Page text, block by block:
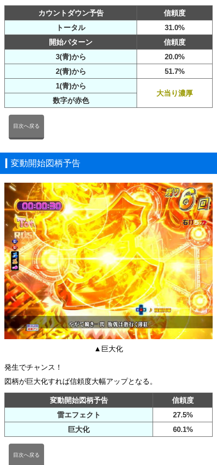
カウントダウン予告
信頼度
トータル
31.0%
開始パターン
信頼度
3(青)から
20.0%
2(青)から
51.7%
1(青)から
大当り濃厚
数字が赤色
目次へ戻る
変動開始図柄予告
▲巨大化
発生でチャンス！
図柄が巨大化すれば信頼度大幅アップとなる。
変動開始図柄予告
信頼度
雷エフェクト
27.5%
巨大化
60.1%
目次へ戻る